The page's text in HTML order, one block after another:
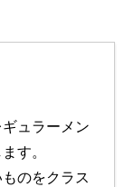
ュラーメン
す。
のをクラス